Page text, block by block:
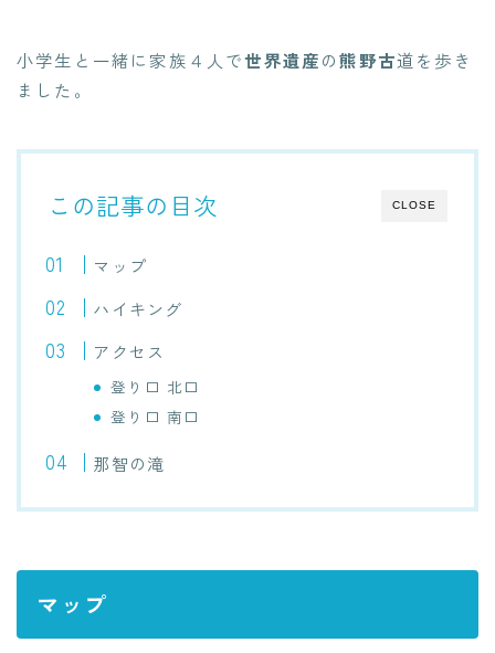
小学生と一緒に家族４人で世界遺産の熊野古道を歩き
ました。
CLOSE
この記事の目次
マップ
ハイキング
アクセス
登り口 北口
登り口 南口
那智の滝
マップ